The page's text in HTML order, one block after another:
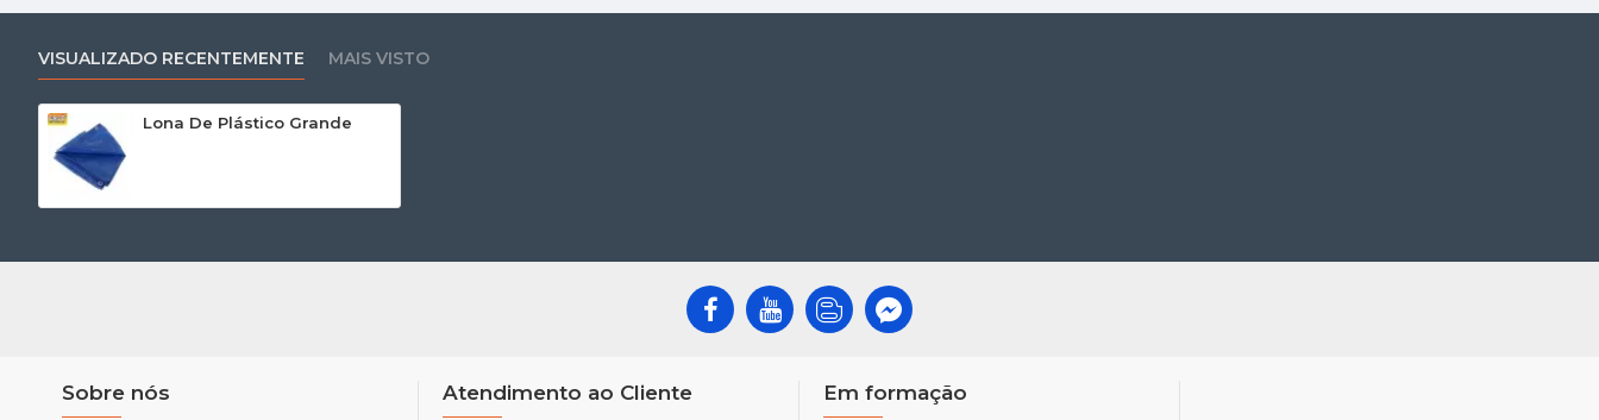
VISUALIZADO RECENTEMENTE MAIS VISTO
Lona De Plástico Grande
Sobre nós Atendimento ao Cliente Em formação